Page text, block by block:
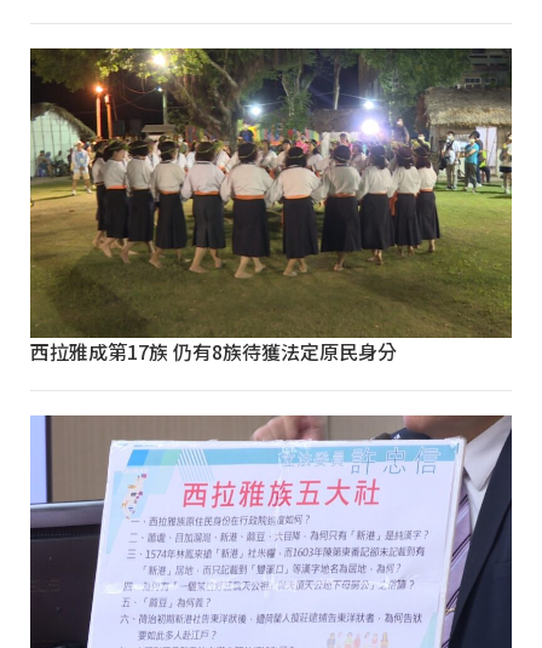
西拉雅成第17族 仍有8族待獲法定原民身分